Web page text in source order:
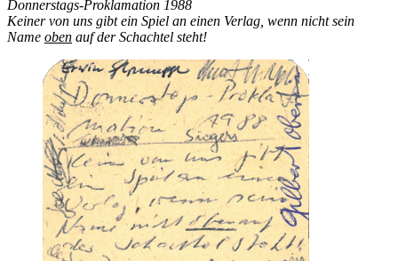
Donnerstags-Proklamation 1988
Keiner von uns gibt ein Spiel an einen Verlag, wenn nicht sein
Name oben auf der Schachtel steht!